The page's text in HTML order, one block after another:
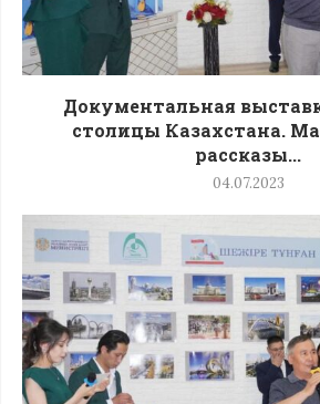
Документальная
столицы Казахстана.
рассказы...
04.07.2023